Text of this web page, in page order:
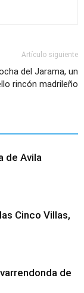
Artículo siguiente
del Jarama, un
rincón madrileño
de Avila
Cinco Villas,
de